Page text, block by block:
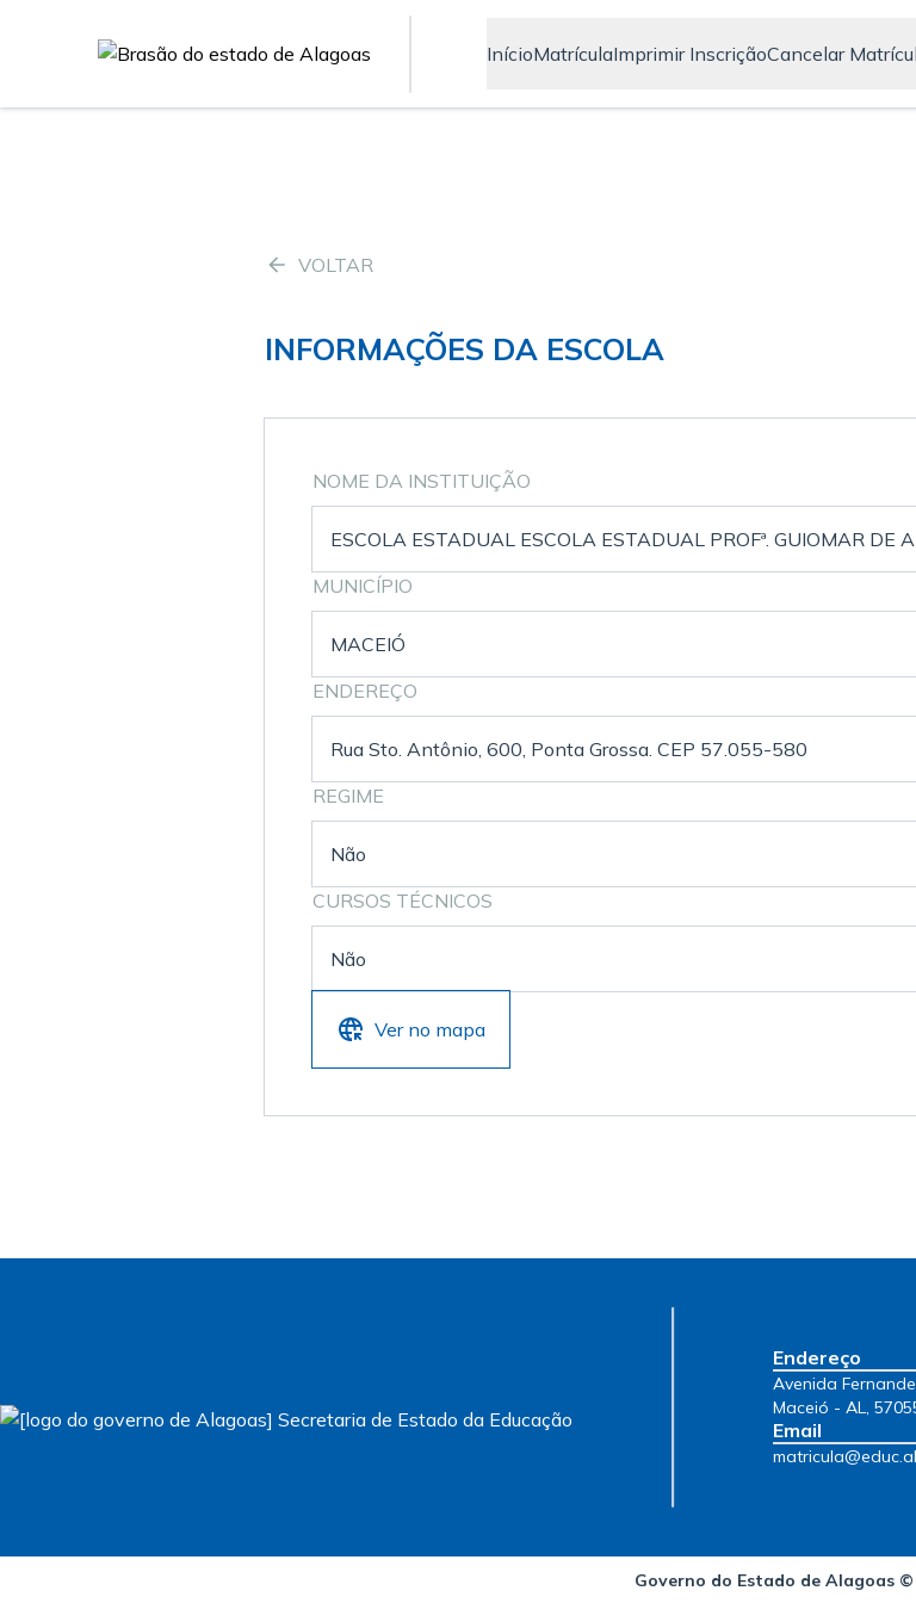
InícioMatrículaImprimir InscriçãoCancelar
VOLTAR
INFORMAÇÕES DA ESCOLA
NOME DA INSTITUIÇÃO
ESCOLA ESTADUAL ESCOLA ESTADUAL PROFª. GUIOMAR DE
MUNICÍPIO
MACEIÓ
ENDEREÇO
Rua Sto. Antônio, 600, Ponta Grossa. CEP 57.055-580
REGIME
Não
CURSOS TÉCNICOS
Não
Ver no mapa
Endereço
Avenida
Maceió - AL,
Email
Governo do Estado de Alagoas ©